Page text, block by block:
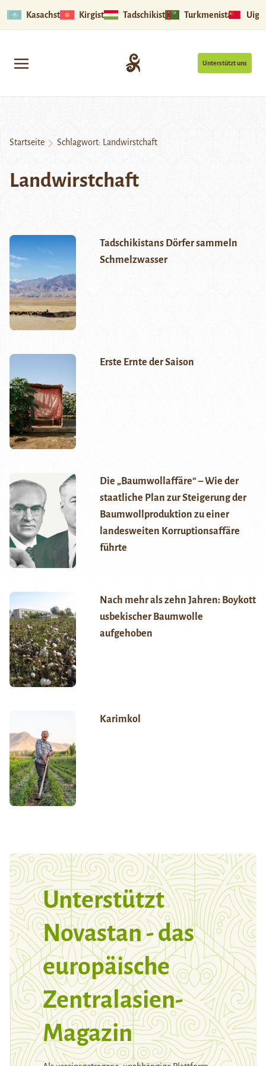
Kasachstan Kirgistan Tadschikistan Turkmenistan
Unterstützt uns
Startseite Schlagwort: Landwirstchaft
Landwirstchaft
Tadschikistans Dörfer sammeln
Schmelzwasser
Erste Ernte der Saison
Die „Baumwollaffäre“ – Wie der
staatliche Plan zur Steigerung der
Baumwollproduktion zu einer
landesweiten Korruptionsaffäre
führte
Nach mehr als zehn Jahren: Boykott
usbekischer Baumwolle
aufgehoben
Karimkol
Unterstützt
Novastan - das
europäische
Zentralasien-
Magazin